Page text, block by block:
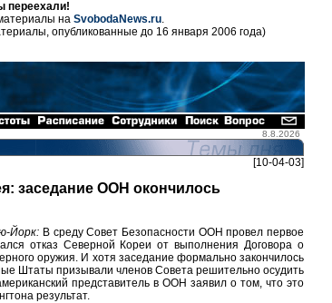
переехали!
на SvobodaNews.ru.
опубликованные до 16 января 2006 года)
8.8.2026
[10-04-03]
заседание ООН окончилось
Йорк: В среду Совет Безопасности ООН провел первое
отказ Северной Кореи от выполнения Договора о
оружия. И хотя заседание формально закончилось
Штаты призывали членов Совета решительно осудить
представитель в ООН заявил о том, что это
результат.